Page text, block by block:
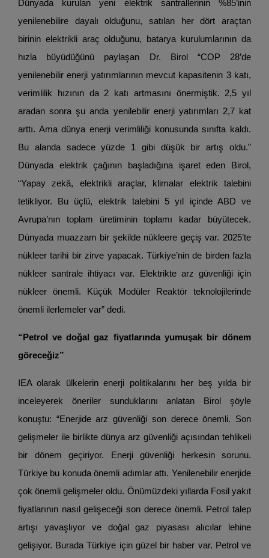
Dünyada kurulan yeni elektrik santrallerinin %85’inin
yenilenebilire dayalı olduğunu, satılan her dört araçtan
birinin elektrikli araç olduğunu, batarya kurulumlarının da
hızla büyüdüğünü paylaşan Dr. Birol “COP 28’de
yenilenebilir enerji yatırımlarının mevcut kapasitenin 3 katı,
verimlilik hızının da 2 katı artmasını önermiştik. 2,5 yıl
aradan sonra şu anda yenilebilir enerji yatırımları 2,7 kat
arttı. Ama dünya enerji verimliliği konusunda sınıfta kaldı.
Bu alanda sadece yüzde 1 gibi düşük bir artış oldu.”
Dünyada elektrik çağının başladığına işaret eden Birol,
“Yapay zekâ, elektrikli araçlar, klimalar elektrik talebini
tetikliyor. Bu üçlü, elektrik talebini 5 yıl içinde ABD ve
Avrupa’nın toplam üretiminin toplamı kadar büyütecek.
Dünyada muazzam bir şekilde nükleere geçiş var. 2025’te
nükleer tarihi bir zirve yapacak. Türkiye’nin de birden fazla
nükleer santrale ihtiyacı var. Elektrikte arz güvenliği için
nükleer önemli. Küçük Modüler Reaktör teknolojilerinde
önemli ilerlemeler var” dedi.
“Petrol ve doğal gaz fiyatlarında yumuşak bir dönem
göreceğiz”
IEA olarak ülkelerin enerji politikalarını her beş yılda bir
inceleyerek öneriler sunduklarını anlatan Birol şöyle
konuştu: “Enerjide arz güvenliği son derece önemli. Son
gelişmeler ile birlikte dünya arz güvenliği açısından tehlikeli
bir dönem geçiriyor. Enerji güvenliği herkesin sorunu.
Türkiye bu konuda önemli adımlar attı. Yenilenebilir enerjide
çok önemli gelişmeler oldu. Önümüzdeki yıllarda Fosil yakıt
fiyatlarının nasıl gelişeceği son derece önemli. Petrol talep
artışı yavaşlıyor ve doğal gaz piyasası alıcılar lehine
gelişiyor. Burada Türkiye için güzel bir haber var. Petrol ve